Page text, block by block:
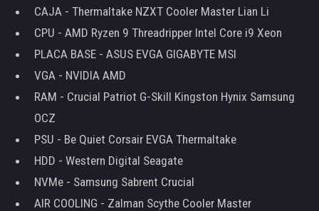
CAJA - Thermaltake NZXT Cooler Master Lian Li
CPU - AMD Ryzen 9 Threadripper Intel Core i9 Xeon
PLACA BASE - ASUS EVGA GIGABYTE MSI
VGA - NVIDIA AMD
RAM - Crucial Patriot G-Skill Kingston Hynix Samsung
OCZ
PSU - Be Quiet Corsair EVGA Thermaltake
HDD - Western Digital Seagate
NVMe - Samsung Sabrent Crucial
AIR COOLING - Zalman Scythe Cooler Master